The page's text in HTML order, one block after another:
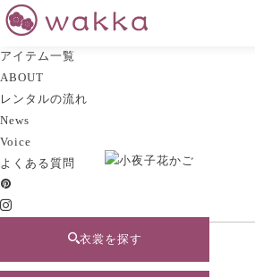
アイテム一覧
ABOUT
レンタルの流れ
News
Voice
よくある質問
pinterest
衣裳を探す